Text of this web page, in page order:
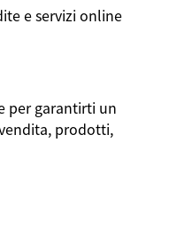
e servizi online
per garantirti un
prodotti,